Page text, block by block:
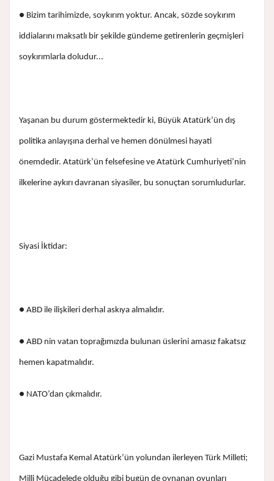
● Bizim tarihimizde, soykırım yoktur. Ancak, sözde soykırım
iddialarını maksatlı bir şekilde gündeme getirenlerin geçmişleri
soykırımlarla doludur...
Yaşanan bu durum göstermektedir ki, Büyük Atatürk’ün dış
politika anlayışına derhal ve hemen dönülmesi hayati
önemdedir. Atatürk’ün felsefesine ve Atatürk Cumhuriyeti’nin
ilkelerine aykırı davranan siyasiler, bu sonuçtan sorumludurlar.
Siyasi İktidar:
● ABD ile ilişkileri derhal askıya almalıdır.
● ABD nin vatan toprağımızda bulunan üslerini amasız fakatsız
hemen kapatmalıdır.
● NATO’dan çıkmalıdır.
Gazi Mustafa Kemal Atatürk’ün yolundan ilerleyen Türk Milleti;
Milli Mücadelede olduğu gibi bugün de oynanan oyunları